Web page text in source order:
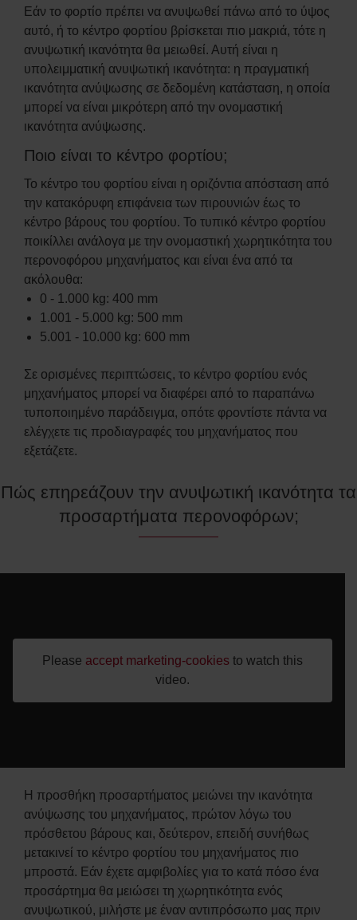
Εάν το φορτίο πρέπει να ανυψωθεί πάνω από το ύψος
αυτό, ή το κέντρο φορτίου βρίσκεται πιο μακριά, τότε η
ανυψωτική ικανότητα θα μειωθεί. Αυτή είναι η
υπολειμματική ανυψωτική ικανότητα: η πραγματική
ικανότητα ανύψωσης σε δεδομένη κατάσταση, η οποία
μπορεί να είναι μικρότερη από την ονομαστική
ικανότητα ανύψωσης.
Ποιο είναι το κέντρο φορτίου;
Το κέντρο του φορτίου είναι η οριζόντια απόσταση από
την κατακόρυφη επιφάνεια των πιρουνιών έως το
κέντρο βάρους του φορτίου. Το τυπικό κέντρο φορτίου
ποικίλλει ανάλογα με την ονομαστική χωρητικότητα του
περονοφόρου μηχανήματος και είναι ένα από τα
ακόλουθα:
0 - 1.000 kg: 400 mm
1.001 - 5.000 kg: 500 mm
5.001 - 10.000 kg: 600 mm
Σε ορισμένες περιπτώσεις, το κέντρο φορτίου ενός
μηχανήματος μπορεί να διαφέρει από το παραπάνω
τυποποιημένο παράδειγμα, οπότε φροντίστε πάντα να
ελέγχετε τις προδιαγραφές του μηχανήματος που
εξετάζετε.
Πώς επηρεάζουν την ανυψωτική ικανότητα τα
προσαρτήματα περονοφόρων;
Please accept marketing-cookies to watch this
video.
Η προσθήκη προσαρτήματος μειώνει την ικανότητα
ανύψωσης του μηχανήματος, πρώτον λόγω του
πρόσθετου βάρους και, δεύτερον, επειδή συνήθως
μετακινεί το κέντρο φορτίου του μηχανήματος πιο
μπροστά. Εάν έχετε αμφιβολίες για το κατά πόσο ένα
προσάρτημα θα μειώσει τη χωρητικότητα ενός
ανυψωτικού, μιλήστε με έναν αντιπρόσωπο μας πριν